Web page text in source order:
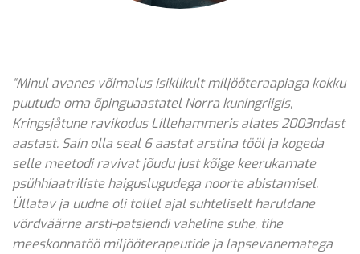
“Minul avanes võimalus isiklikult miljööteraapiaga kokku
puutuda oma õpinguaastatel Norra kuningriigis,
Kringsjåtune ravikodus Lillehammeris alates 2003ndast
aastast. Sain olla seal 6 aastat arstina tööl ja kogeda
selle meetodi ravivat jõudu just kõige keerukamate
psühhiaatriliste haiguslugudega noorte abistamisel.
Üllatav ja uudne oli tollel ajal suhteliselt haruldane
võrdväärne arsti-patsiendi vaheline suhe, tihe
meeskonnatöö miljööterapeutide ja lapsevanematega